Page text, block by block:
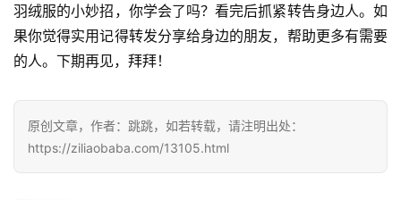
羽绒服的小妙招，你学会了吗？看完后抓紧转告身边人。如
果你觉得实用记得转发分享给身边的朋友，帮助更多有需要
的人。下期再见，拜拜！
原创文章，作者：跳跳，如若转载，请注明出处：
https://ziliaobaba.com/13105.html